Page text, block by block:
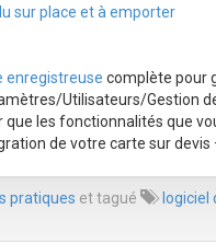
sur place et à emporter
enregistreuse complète pour
Utilisateurs/Gestion
les fonctionnalités que
de votre carte sur
pratiques et tagué logiciel